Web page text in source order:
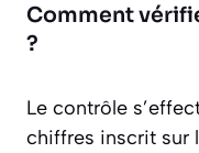
Comment
?
Le contrôle
chiffres inscrit sur